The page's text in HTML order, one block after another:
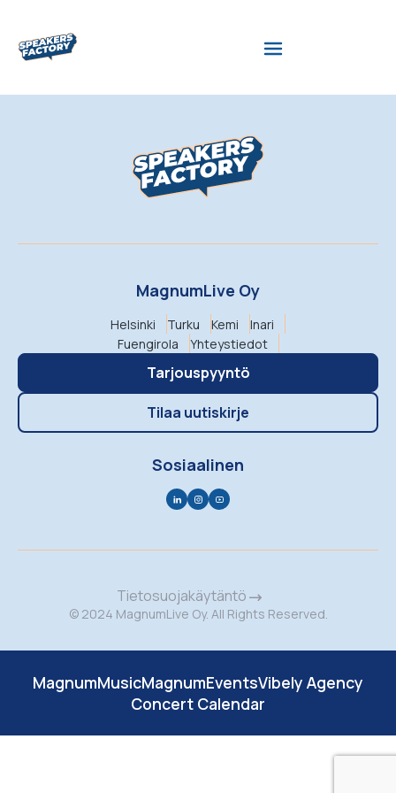
MagnumLive Oy
Helsinki Turku Kemi
Inari
Fuengirola
Yhteystiedot
Tarjouspyyntö
Tilaa uutiskirje
Sosiaalinen
Tietosuojakäytäntö
© 2024 MagnumLive Oy. All Rights Reserved.
MagnumMusicMagnumEventsVibely Agency
Concert Calendar